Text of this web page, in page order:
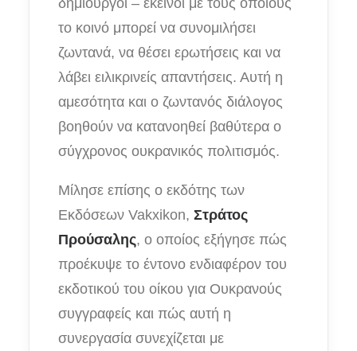
το κοινό μπορεί να συνομιλήσει
ζωντανά, να θέσει ερωτήσεις και να
λάβει ειλικρινείς απαντήσεις. Αυτή η
αμεσότητα και ο ζωντανός διάλογος
βοηθούν να κατανοηθεί βαθύτερα ο
σύγχρονος ουκρανικός πολιτισμός.
Μίλησε επίσης ο εκδότης των
Εκδόσεων Vakxikon, Στράτος
Προύσαλης, ο οποίος εξήγησε πώς
προέκυψε το έντονο ενδιαφέρον του
εκδοτικού του οίκου για Ουκρανούς
συγγραφείς και πώς αυτή η
συνεργασία συνεχίζεται με